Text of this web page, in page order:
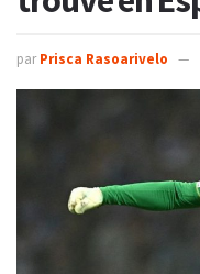
par Prisca Rasoarivelo